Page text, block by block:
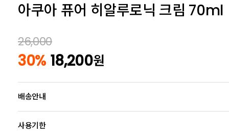
아쿠아 퓨어 히알루로닉 크림 70ml
26,000
30% 18,200원
배송안내
사용기한